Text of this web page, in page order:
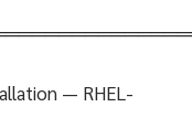
— RHEL-